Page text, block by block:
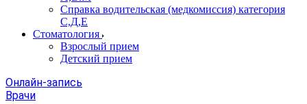
Справка водительская (медкомиссия) категория
С,Д,Е
Стоматология
Взрослый прием
Детский прием
Онлайн-запись
Врачи